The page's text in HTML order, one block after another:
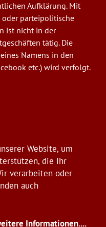
Aufklärung. Mit
parteipolitische
ist nicht in der
tätig. Die
Namens in den
etc.) wird verfolgt.
Website, um
die Ihr
verarbeiten oder
auch
Informationen....